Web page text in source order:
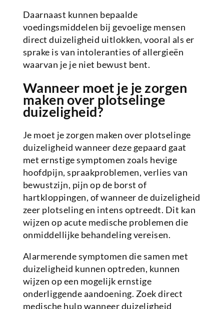
Daarnaast kunnen bepaalde
voedingsmiddelen bij gevoelige mensen
direct duizeligheid uitlokken, vooral als er
sprake is van intoleranties of allergieën
waarvan je je niet bewust bent.
Wanneer moet je je zorgen
maken over plotselinge
duizeligheid?
Je moet je zorgen maken over plotselinge
duizeligheid wanneer deze gepaard gaat
met ernstige symptomen zoals hevige
hoofdpijn, spraakproblemen, verlies van
bewustzijn, pijn op de borst of
hartkloppingen, of wanneer de duizeligheid
zeer plotseling en intens optreedt. Dit kan
wijzen op acute medische problemen die
onmiddellijke behandeling vereisen.
Alarmerende symptomen die samen met
duizeligheid kunnen optreden, kunnen
wijzen op een mogelijk ernstige
onderliggende aandoening. Zoek direct
medische hulp wanneer duizeligheid